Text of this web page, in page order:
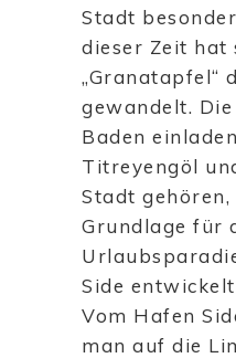
Stadt
dieser Zeit hat
„Granatapfel“
gewandelt.
Baden
Titreyengöl
Stadt
Grundlage für
Side
Vom Hafen
man auf die